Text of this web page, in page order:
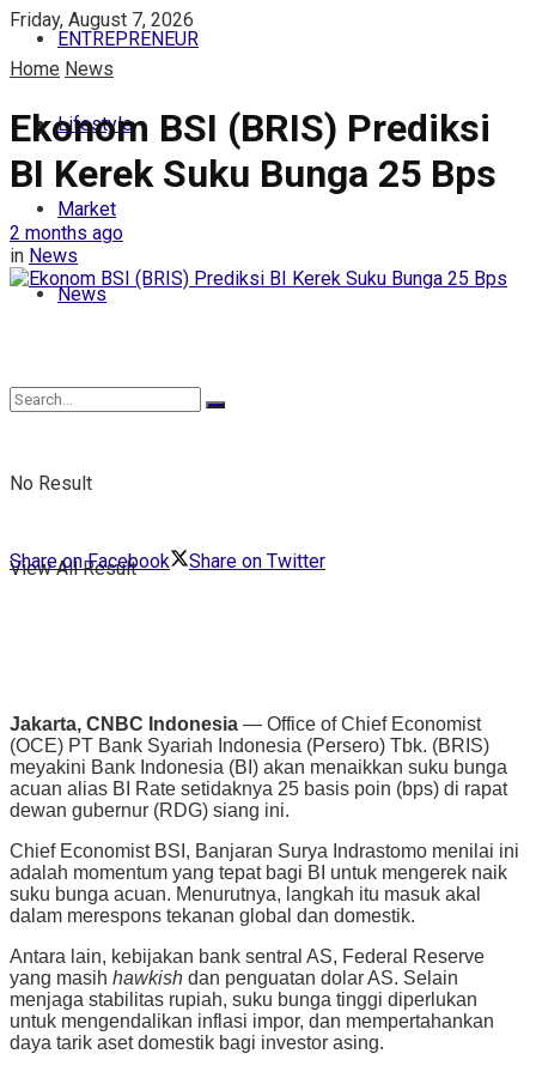
Friday, August 7, 2026
ENTREPRENEUR
Lifestyle
Market
News
No Result
View All Result
Home News
Ekonom BSI (BRIS) Prediksi
BI Kerek Suku Bunga 25 Bps
2 months ago
in News
Share on Facebook Share on Twitter
Jakarta, CNBC Indonesia — Office of Chief Economist
(OCE) PT Bank Syariah Indonesia (Persero) Tbk. (BRIS)
meyakini Bank Indonesia (BI) akan menaikkan suku bunga
acuan alias BI Rate setidaknya 25 basis poin (bps) di rapat
dewan gubernur (RDG) siang ini.
Chief Economist BSI, Banjaran Surya Indrastomo menilai ini
adalah momentum yang tepat bagi BI untuk mengerek naik
suku bunga acuan. Menurutnya, langkah itu masuk akal
dalam merespons tekanan global dan domestik.
Antara lain, kebijakan bank sentral AS, Federal Reserve
yang masih hawkish dan penguatan dolar AS. Selain
menjaga stabilitas rupiah, suku bunga tinggi diperlukan
untuk mengendalikan inflasi impor, dan mempertahankan
daya tarik aset domestik bagi investor asing.